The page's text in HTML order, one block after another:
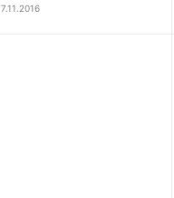
7.11.2016